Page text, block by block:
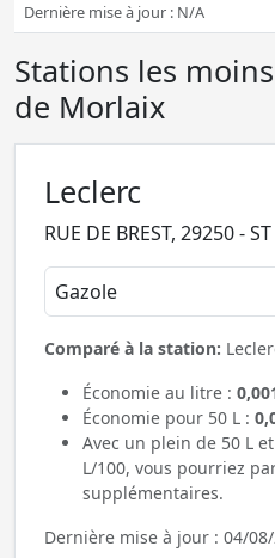
Dernière mise à jour : N/A
Stations les
de Morlaix
Leclerc
RUE DE BREST, 29250 -
Gazole
Comparé à la station:
Économie au litre :
Économie pour 50 L :
Avec un plein de 50 L
L/100, vous pourriez
supplémentaires.
Dernière mise à jour : 04/